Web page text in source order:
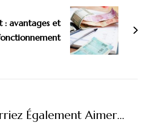
: avantages et
Également Aimer...